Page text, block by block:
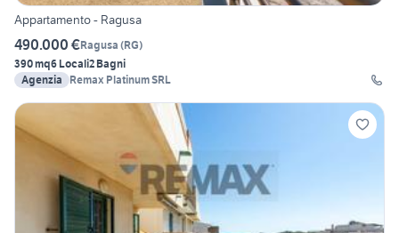
Appartamento - Ragusa
490.000 €Ragusa (RG)
390 mq6 Locali2 Bagni
Agenzia
Remax Platinum SRL